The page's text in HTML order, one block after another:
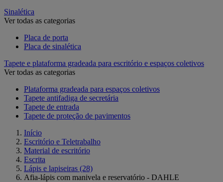
Sinalética
Ver todas as categorias
Placa de porta
Placa de sinalética
Tapete e plataforma gradeada para escritório e espaços coletivos
Ver todas as categorias
Plataforma gradeada para espaços coletivos
Tapete antifadiga de secretária
Tapete de entrada
Tapete de proteção de pavimentos
Início
Escritório e Teletrabalho
Material de escritório
Escrita
Lápis e lapiseiras (28)
Afia-lápis com manivela e reservatório - DAHLE